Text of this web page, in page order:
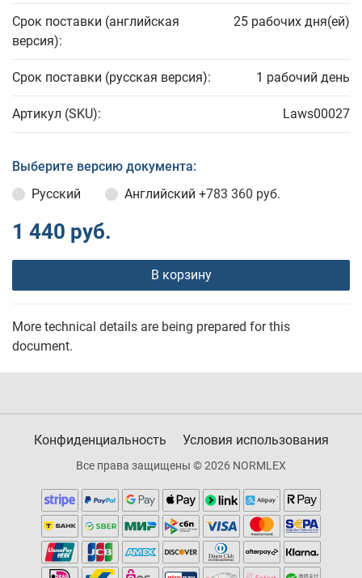
Срок поставки (английская
версия):
25 рабочих дня(ей)
Срок поставки (русская версия): 1 рабочий день
Артикул (SKU): Laws00027
Выберите версию документа:
Русский
Английский +783 360 руб.
1 440 руб.
В корзину
More technical details are being prepared for this
document.
Конфиденциальность Условия использования
Все права защищены © 2026 NORMLEX